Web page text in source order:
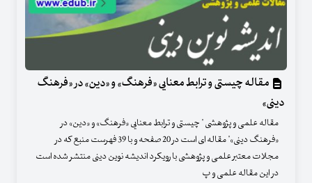
مقاله چیستی و ترابط معنایی «فرهنگ» و «دین» در «فرهنگ
دینی»
مقاله علمی و پژوهشی " چیستی و ترابط معنایی «فرهنگ» و «دین» در
«فرهنگ دینی»" مقاله ای است در 20 صفحه و با 39 فهرست منبع که در
مجلات معتبر علمی و پژوهشی با رویکرد اندیشه نوین دینی منتشر شده است
در این مقاله علمی و پ